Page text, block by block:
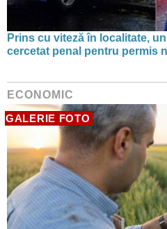
Prins cu viteză în localitate,
cercetat penal pentru permis
ECONOMIC
GALERIE FOTO